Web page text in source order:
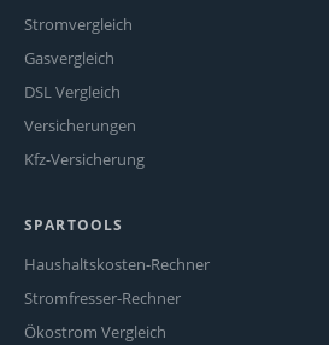
Stromvergleich
Gasvergleich
DSL Vergleich
Versicherungen
Kfz-Versicherung
SPARTOOLS
Haushaltskosten-Rechner
Stromfresser-Rechner
Ökostrom Vergleich